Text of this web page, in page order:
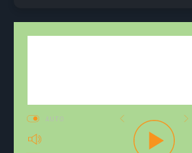
AUTO